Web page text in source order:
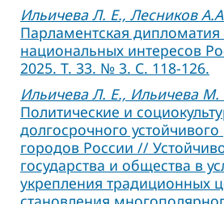
Ильичева Л. Е., Лесников
Парламентская
национальных интересов
2025. Т. 33. № 3. С. 118-126.
Ильичева Л. Е., Ильичева М.
Политические и
долгосрочного
городов России //
государства и общества в
укрепления традиционных